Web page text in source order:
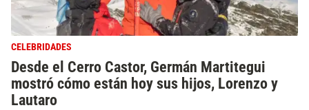
CELEBRIDADES
Desde el Cerro Castor, Germán Martitegui
mostró cómo están hoy sus hijos, Lorenzo y
Lautaro